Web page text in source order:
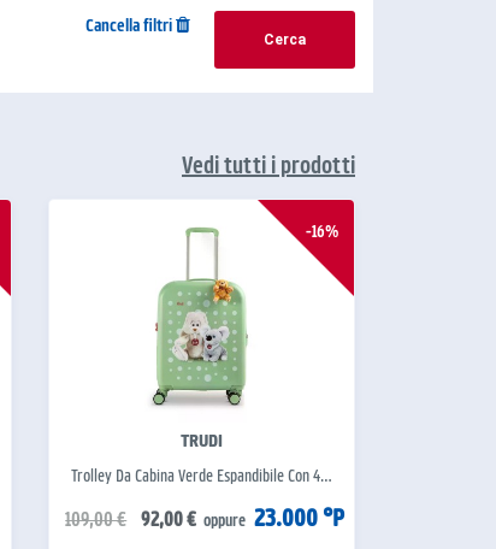
Cancella filtri
Cerca
Vedi tutti i prodotti
-16%
TRUDI
Trolley Da Cabina Verde Espandibile Con 4…
109,00 € 92,00 € oppure 23.000 °P